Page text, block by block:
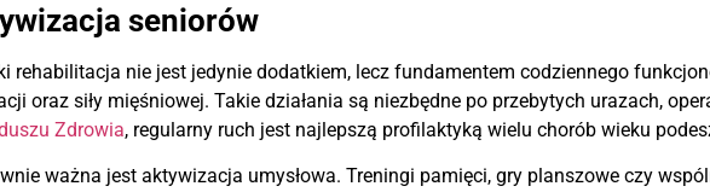
seniorów
rehabilitacja nie jest jedynie dodatkiem, lecz fundamentem codziennego
oraz siły mięśniowej. Takie działania są niezbędne po przebytych urazach,
Zdrowia, regularny ruch jest najlepszą profilaktyką wielu chorób wieku
ważna jest aktywizacja umysłowa. Treningi pamięci, gry planszowe czy